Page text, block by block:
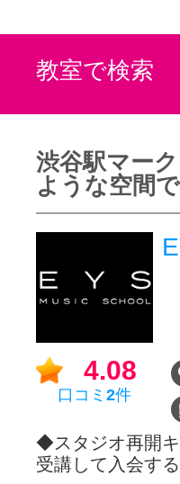
教室で検索
渋谷駅マー
ような空間
4.08
口コミ 2件
◆スタジオ再開
受講して入会す